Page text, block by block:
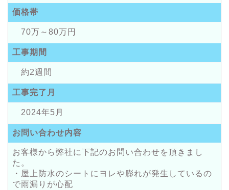
価格帯
70万～80万円
工事期間
約2週間
工事完了月
2024年5月
お問い合わせ内容
お客様から弊社に下記のお問い合わせを頂きまし
た。
・屋上防水のシートにヨレや膨れが発生しているの
で雨漏りが心配